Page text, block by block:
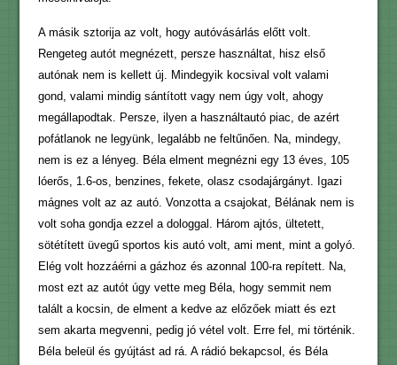
A másik sztorija az volt, hogy autóvásárlás előtt volt.
Rengeteg autót megnézett, persze használtat, hisz első
autónak nem is kellett új. Mindegyik kocsival volt valami
gond, valami mindig sántított vagy nem úgy volt, ahogy
megállapodtak. Persze, ilyen a használtautó piac, de azért
pofátlanok ne legyünk, legalább ne feltűnően. Na, mindegy,
nem is ez a lényeg. Béla elment megnézni egy 13 éves, 105
lóerős, 1.6-os, benzines, fekete, olasz csodajárgányt. Igazi
mágnes volt az az autó. Vonzotta a csajokat, Bélának nem is
volt soha gondja ezzel a dologgal. Három ajtós, ültetett,
sötétített üvegű sportos kis autó volt, ami ment, mint a golyó.
Elég volt hozzáérni a gázhoz és azonnal 100-ra repített. Na,
most ezt az autót úgy vette meg Béla, hogy semmit nem
talált a kocsin, de elment a kedve az előzőek miatt és ezt
sem akarta megvenni, pedig jó vétel volt. Erre fel, mi történik.
Béla beleül és gyújtást ad rá. A rádió bekapcsol, és Béla